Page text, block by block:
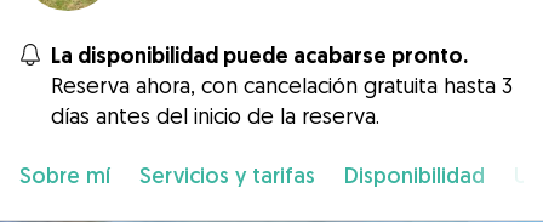
La disponibilidad puede acabarse pronto.
Reserva ahora, con cancelación gratuita hasta 3
días antes del inicio de la reserva.
Sobre mí Servicios y tarifas Disponibilidad